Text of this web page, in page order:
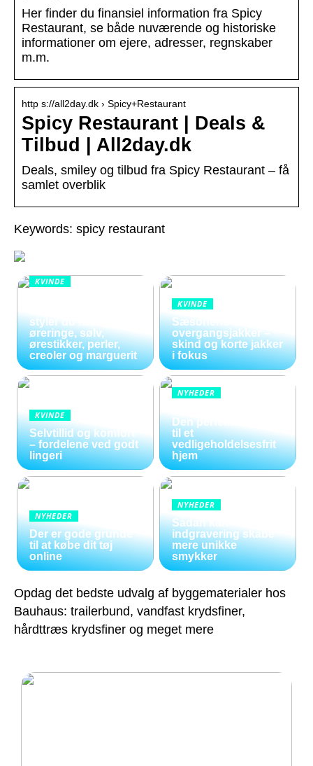
Her finder du finansiel information fra Spicy
Restaurant, se både nuværende og historiske
informationer om ejere, adresser, regnskaber
m.m.
http s://all2day.dk › Spicy+Restaurant
Spicy Restaurant | Deals &
Tilbud | All2day.dk
Deals, smiley og tilbud fra Spicy Restaurant – få
samlet overblik
Keywords: spicy restaurant
KVINDE
styler du hænge
øreringe, sølv,
ørestikker, perler,
creoler og marguerit
KVINDE
Sæsonens dame
overgangsjakker –
skind og korte jakker
i fokus
KVINDE
Selvtillid og komfort
– fordelene ved godt
lingeri
NYHEDER
Den perfekte løsning
til et
vedligeholdelsesfrit
hjem
NYHEDER
Der er gode grunde
til at købe dit tøj
online
NYHEDER
Sådan kan
indgravering skabe
mere unikke
smykker
Opdag det bedste udvalg af byggematerialer hos
Bauhaus: trailerbund, vandfast krydsfiner,
hårdttræs krydsfiner og meget mere